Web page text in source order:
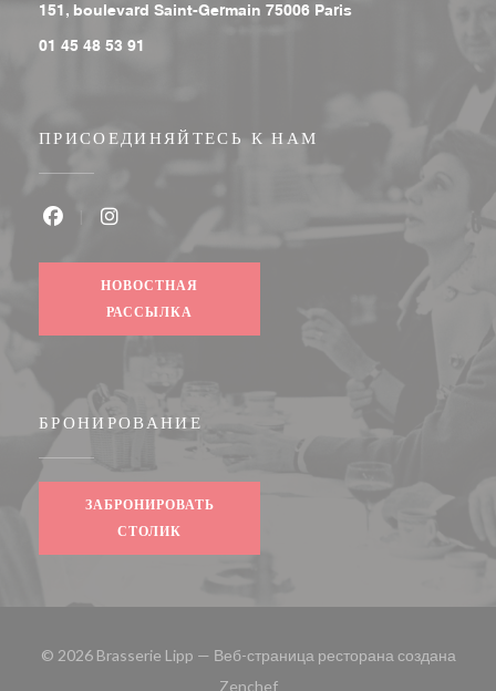
151, boulevard Saint-Germain 75006 Paris
01 45 48 53 91
ПРИСОЕДИНЯЙТЕСЬ К НАМ
НОВОСТНАЯ
РАССЫЛКА
БРОНИРОВАНИЕ
ЗАБРОНИРОВАТЬ
СТОЛИК
© 2026 Brasserie Lipp — Веб-страница ресторана создана
Zenchef((открывается в новом окне))